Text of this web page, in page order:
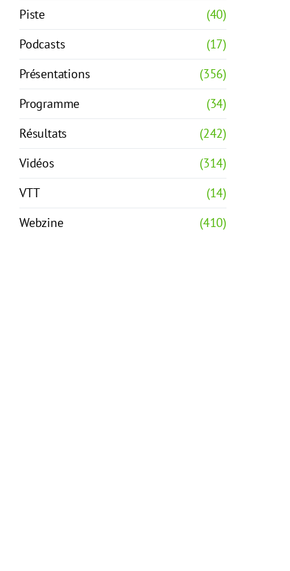
Piste
(40)
Podcasts
(17)
Présentations
(356)
Programme
(34)
Résultats
(242)
Vidéos
(314)
VTT
(14)
Webzine
(410)